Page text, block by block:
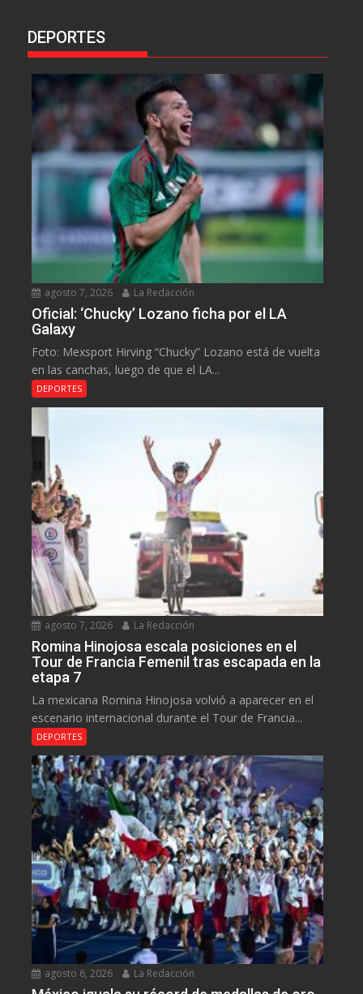
DEPORTES
agosto 7, 2026 La Redacción
Oficial: ‘Chucky’ Lozano ficha por el LA
Galaxy
Foto: Mexsport Hirving “Chucky” Lozano está de vuelta
en las canchas, luego de que el LA...
DEPORTES
agosto 7, 2026 La Redacción
Romina Hinojosa escala posiciones en el
Tour de Francia Femenil tras escapada en la
etapa 7
La mexicana Romina Hinojosa volvió a aparecer en el
escenario internacional durante el Tour de Francia...
DEPORTES
agosto 6, 2026 La Redacción